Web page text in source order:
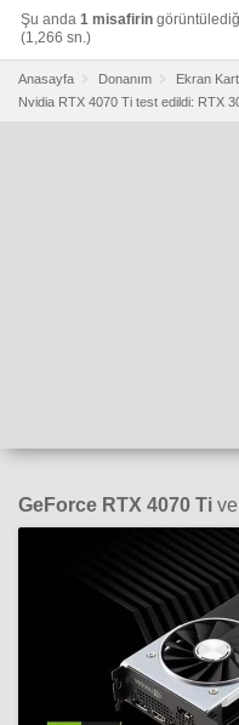
Şu anda 1 misafirin
(1,266 sn.)
Anasayfa Donanım
Ekran
Nvidia RTX 4070 Ti test edildi: RTX
GeForce RTX 4070 Ti ve